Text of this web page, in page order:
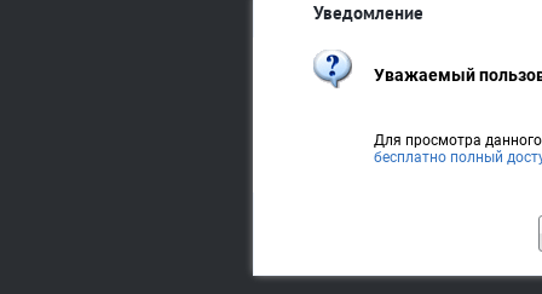
Уведомление
Уважаемый
Для просмотра
бесплатно полный